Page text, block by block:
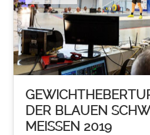
DER BLAUEN
MEISSEN 2019